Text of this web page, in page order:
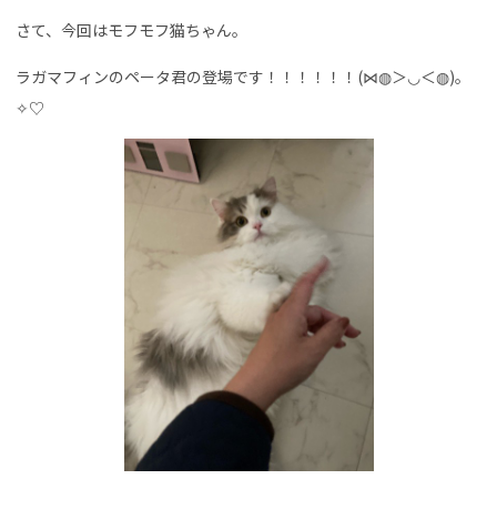
さて、今回はモフモフ猫ちゃん。
ラガマフィンのペータ君の登場です！！！！！！(⋈◍＞◡＜◍)。
✧♡